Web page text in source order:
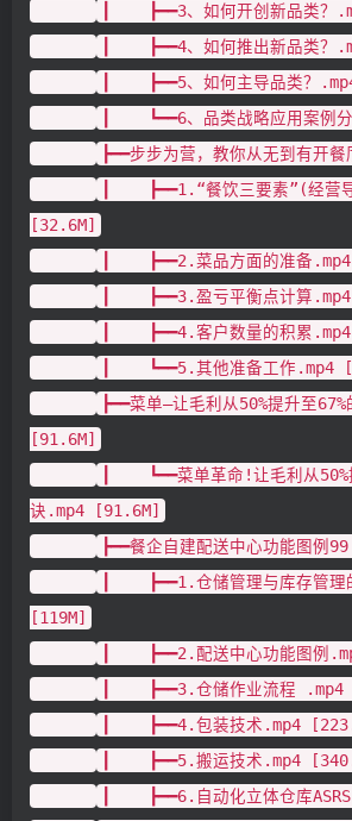
┃ ┣━━3、如何开创新品类？
┃ ┣━━4、如何推出新品类？
┃ ┣━━5、如何主导品类？
┃ ┗━━6、品类战略应用案例
┣━━步步为营，教你从无到有开
┃ ┣━━1.“餐饮三要素”(经营
[32.6M]
┃ ┣━━2.菜品方面的准备
┃ ┣━━3.盈亏平衡点计算
┃ ┣━━4.客户数量的积累
┃ ┗━━5.其他准备工作.mp4
┣━━菜单—让毛利从50%提升至
[91.6M]
┃ ┗━━菜单革命!让毛利从50%
诀.mp4 [91.6M]
┣━━餐企自建配送中心功能图例
┃ ┣━━1.仓储管理与库存管理
[119M]
┃ ┣━━2.配送中心功能图例
┃ ┣━━3.仓储作业流程 .mp4
┃ ┣━━4.包装技术.mp4
┃ ┣━━5.搬运技术.mp4
┃ ┣━━6.自动化立体仓库